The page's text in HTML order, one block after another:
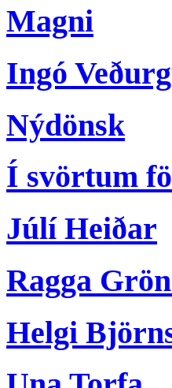
Magni
Ingó
Nýdönsk
Í svörtum
Júlí Heiðar
Ragga
Helgi